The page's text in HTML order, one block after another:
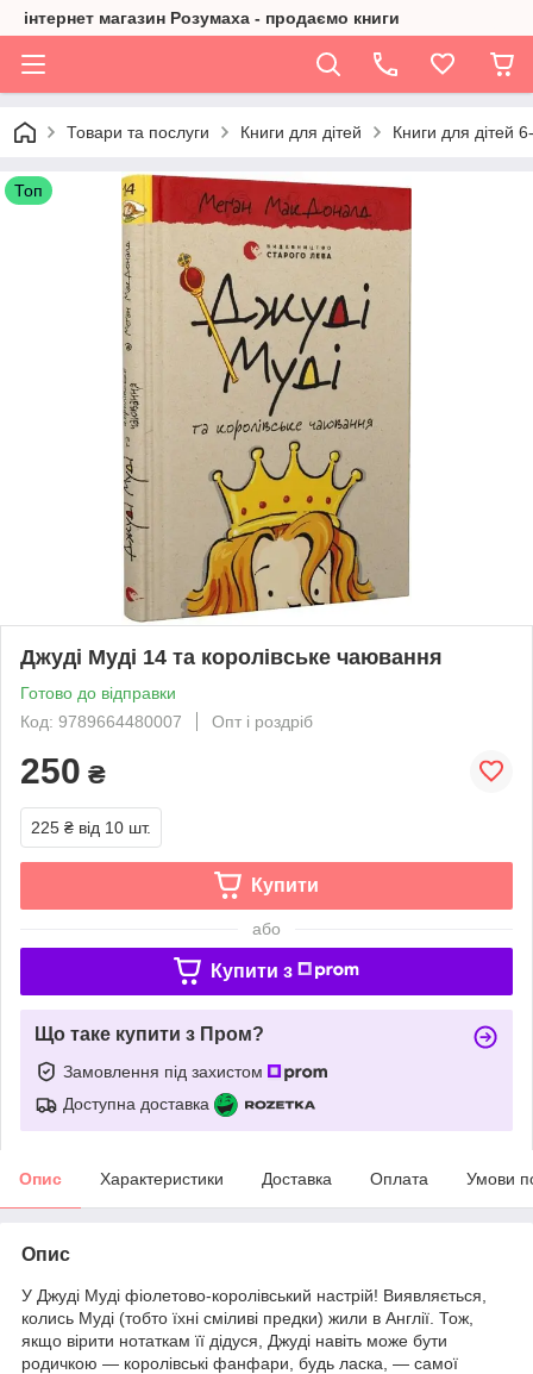
інтернет магазин Розумаха - продаємо книги
Товари та послуги Книги для дітей Книги для дітей
Топ
Джуді Муді 14 та королівське чаювання
Готово до відправки
Код: 9789664480007
Опт і роздріб
250 ₴
225 ₴ від 10 шт.
Купити
або
Купити з
Що таке купити з Пром?
Замовлення під захистом
Доступна доставка
Опис Характеристики Доставка Оплата Умови
Опис
У Джуді Муді фіолетово-королівський настрій! Виявляється,
колись Муді (тобто їхні сміливі предки) жили в Англії. Тож,
якщо вірити нотаткам її дідуся, Джуді навіть може бути
родичкою — королівські фанфари, будь ласка, — самої